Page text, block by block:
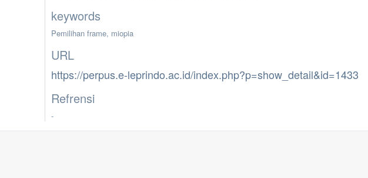
keywords
Pemilihan frame, miopia
URL
https://perpus.e-leprindo.ac.id/index.php?p=show_detail&id=1433
Refrensi
-